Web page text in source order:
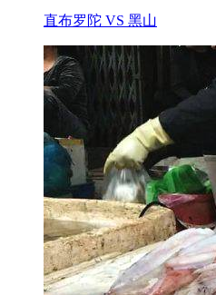
直布罗陀 VS 黑山